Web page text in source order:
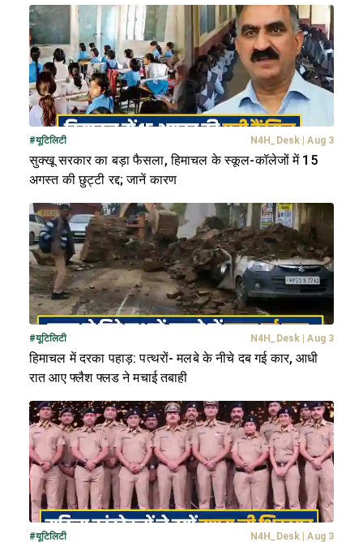
#यूटिलिटी N4H_Desk Aug 3
सुक्खू सरकार का बड़ा फैसला, हिमाचल के स्कूल-कॉलेजों में 15
अगस्त की छुट्टी रद्द; जानें कारण
#यूटिलिटी N4H_Desk Aug 3
हिमाचल में दरका पहाड़: पत्थरों- मलबे के नीचे दब गई कार, आधी
रात आए फ्लैश फ्लड ने मचाई तबाही
#यूटिलिटी N4H_Desk Aug 3